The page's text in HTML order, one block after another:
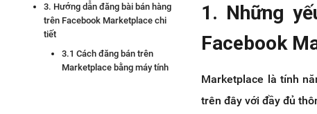
3. Hướng dẫn đăng bài bán hàng
trên Facebook Marketplace chi
tiết
3.1 Cách đăng bán trên
Marketplace bằng máy tính
1. Những
Facebook
Marketplace là tính
trên đây với đầy đủ